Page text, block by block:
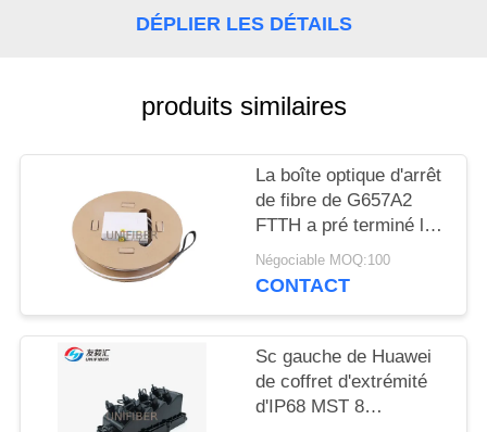
DEMANDEZ
CITATION
PRIVACY
POLICY
DÉPLIER LES DÉTAILS
produits similaires
La boîte optique d'arrêt
de fibre de G657A2
FTTH a pré terminé le
volet de prise murale
Négociable MOQ:100
CONTACT
Sc gauche de Huawei
de coffret d'extrémité
d'IP68 MST 8